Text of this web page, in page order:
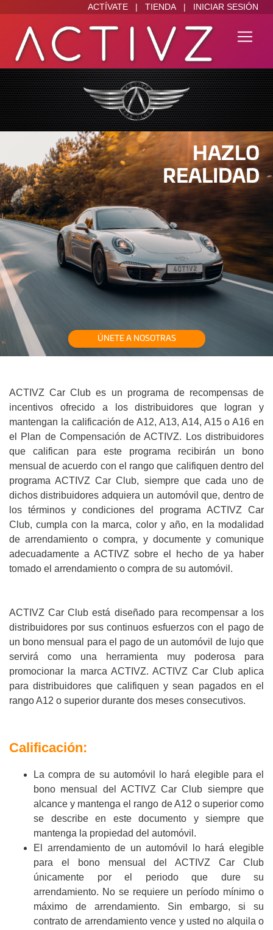
ACTÍVATE | TIENDA | INICIAR SESIÓN
HAZLO
REALIDAD
ÚNETE A NOSOTRAS
ACTIVZ Car Club es un programa de recompensas de
incentivos ofrecido a los distribuidores que logran y
mantengan la calificación de A12, A13, A14, A15 o A16 en
el Plan de Compensación de ACTIVZ. Los distribuidores
que califican para este programa recibirán un bono
mensual de acuerdo con el rango que califiquen dentro del
programa ACTIVZ Car Club, siempre que cada uno de
dichos distribuidores adquiera un automóvil que, dentro de
los términos y condiciones del programa ACTIVZ Car
Club, cumpla con la marca, color y año, en la modalidad
de arrendamiento o compra, y documente y comunique
adecuadamente a ACTIVZ sobre el hecho de ya haber
tomado el arrendamiento o compra de su automóvil.
ACTIVZ Car Club está diseñado para recompensar a los
distribuidores por sus continuos esfuerzos con el pago de
un bono mensual para el pago de un automóvil de lujo que
servirá como una herramienta muy poderosa para
promocionar la marca ACTIVZ. ACTIVZ Car Club aplica
para distribuidores que califiquen y sean pagados en el
rango A12 o superior durante dos meses consecutivos.
Calificación:
La compra de su automóvil lo hará elegible para el
bono mensual del ACTIVZ Car Club siempre que
alcance y mantenga el rango de A12 o superior como
se describe en este documento y siempre que
mantenga la propiedad del automóvil.
El arrendamiento de un automóvil lo hará elegible
para el bono mensual del ACTIVZ Car Club
únicamente por el periodo que dure su
arrendamiento. No se requiere un período mínimo o
máximo de arrendamiento. Sin embargo, si su
contrato de arrendamiento vence y usted no alquila o